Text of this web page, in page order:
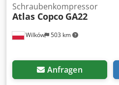
Wilków 503 km
Schraubenkompressor
Atlas Copco GA22
Anfragen